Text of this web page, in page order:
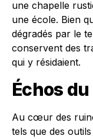
une chapelle
une école. Bien
dégradés par le
conservent des
qui y résidaient.
Échos
Au cœur des
tels que des